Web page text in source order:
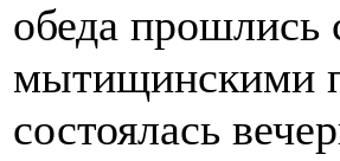
обеда
мытищинскими
состоялась